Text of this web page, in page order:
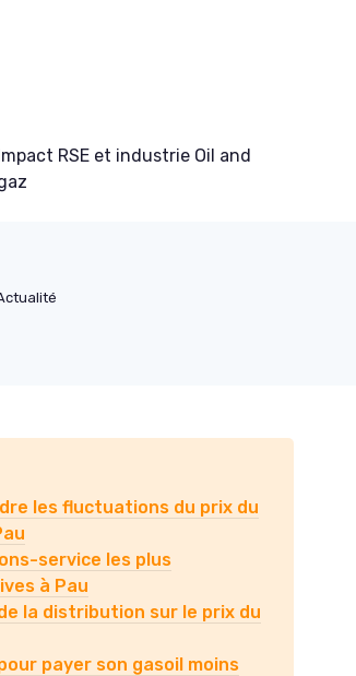
RSE et industrie Oil and
les fluctuations du prix du
service les plus
à Pau
la distribution sur le prix du
payer son gasoil moins